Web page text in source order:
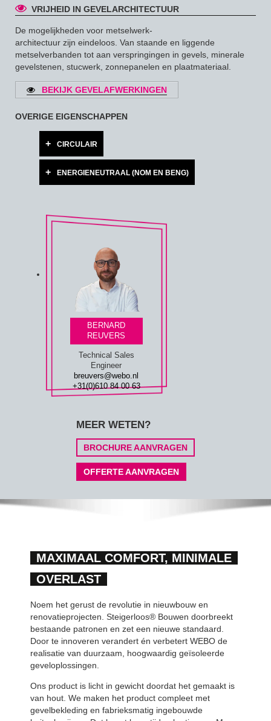
VRIJHEID IN GEVELARCHITECTUUR
De mogelijkheden voor metselwerk-
architectuur zijn eindeloos. Van staande en liggende
metselverbanden tot aan verspringingen in gevels, minerale
gevelstenen, stucwerk, zonnepanelen en plaatmateriaal.
BEKIJK GEVELAFWERKINGEN
OVERIGE EIGENSCHAPPEN
CIRCULAIR
ENERGIENEUTRAAL (NOM EN BENG)
BERNARD
REUVERS
Technical Sales
Engineer
breuvers@webo.nl
+31(0)610 84 00 63
MEER WETEN?
BROCHURE AANVRAGEN
OFFERTE AANVRAGEN
MAXIMAAL COMFORT, MINIMALE
OVERLAST
Noem het gerust de revolutie in nieuwbouw en
renovatieprojecten. Steigerloos® Bouwen doorbreekt
bestaande patronen en zet een nieuwe standaard.
Door te innoveren verandert én verbetert WEBO de
realisatie van duurzaam, hoogwaardig geïsoleerde
geveloplossingen.
Ons product is licht in gewicht doordat het gemaakt is
van hout. We maken het product compleet met
gevelbekleding en fabrieksmatig ingebouwde